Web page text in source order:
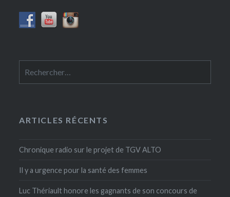
ARTICLES RÉCENTS
Chronique radio sur le projet de TGV ALTO
Il y a urgence pour la santé des femmes
Luc Thériault honore les gagnants de son concours de